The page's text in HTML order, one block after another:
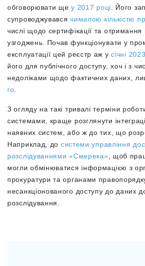
обговорювати щеу 2017 році . Його
супроводжувавсячималою кількістю
числі щодо сертифікації та отримання
узгоджень. Почав функціонувати у
експлуатації цей реєстр аж усічні
його для публічного доступу, хоч і з
недоліками щодо фактичних даних,
го
З огляду на такі тривалі терміни
системами, краще розглянути
наявних систем, або ж до тих, що
Наприклад, до системи управління
розслідуваннями «Смерека» , щоб
могли обмінюватися інформацією з
прокуратури та органами
несанкціонованого доступу до даних
розслідування.